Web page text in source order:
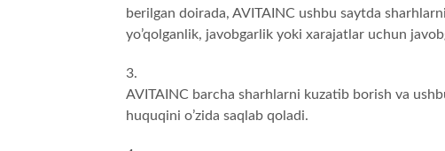
berilgan doirada, AVITAINC ushbu saytda
yo’qolganlik, javobgarlik yoki xarajatlar uchun
AVITAINC barcha sharhlarni kuzatib borish va
huquqini o’zida saqlab qoladi.